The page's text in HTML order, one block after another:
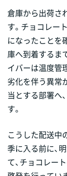
倉庫から出荷さ
す。チョコレー
になったことを
庫へ到着するま
イバーは温度管
劣化を伴う異常
当とする部署へ
す。
こうした配送中
季に入る前に、
て、チョコレー